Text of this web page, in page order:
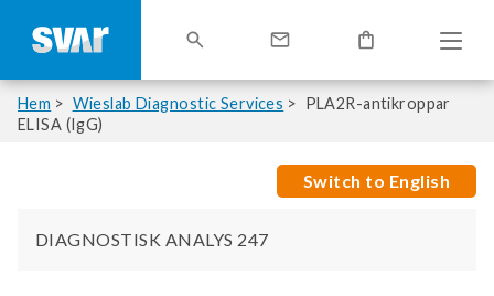
Hem Wieslab Diagnostic Services
PLA2R-antikroppar
ELISA (IgG)
Switch to English
DIAGNOSTISK ANALYS 247